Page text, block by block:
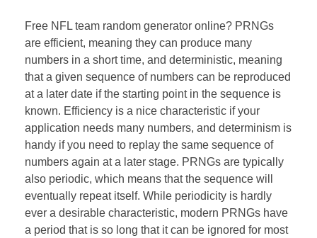
Free NFL team random generator online? PRNGs
are efficient, meaning they can produce many
numbers in a short time, and deterministic, meaning
that a given sequence of numbers can be reproduced
at a later date if the starting point in the sequence is
known. Efficiency is a nice characteristic if your
application needs many numbers, and determinism is
handy if you need to replay the same sequence of
numbers again at a later stage. PRNGs are typically
also periodic, which means that the sequence will
eventually repeat itself. While periodicity is hardly
ever a desirable characteristic, modern PRNGs have
a period that is so long that it can be ignored for most